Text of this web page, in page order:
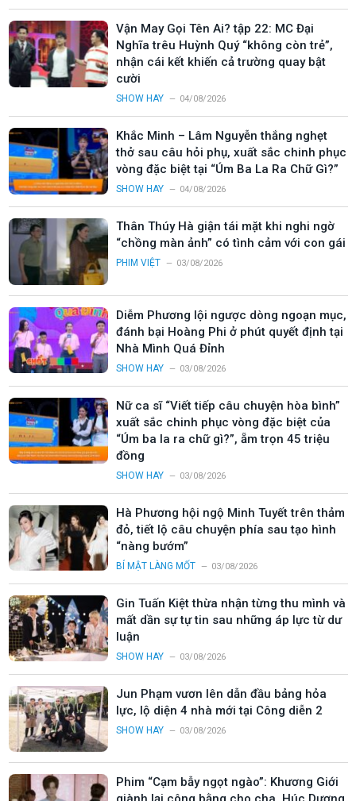
Vận May Gọi Tên Ai? tập 22: MC Đại
Nghĩa trêu Huỳnh Quý “không còn trẻ”,
nhận cái kết khiến cả trường quay bật
cười
SHOW HAY 04/08/2026
Khắc Minh – Lâm Nguyễn thắng nghẹt
thở sau câu hỏi phụ, xuất sắc chinh phục
vòng đặc biệt tại “Úm Ba La Ra Chữ Gì?”
SHOW HAY 04/08/2026
Thân Thúy Hà giận tái mặt khi nghi ngờ
“chồng màn ảnh” có tình cảm với con gái
PHIM VIỆT 03/08/2026
Diễm Phương lội ngược dòng ngoạn mục,
đánh bại Hoàng Phi ở phút quyết định tại
Nhà Mình Quá Đỉnh
SHOW HAY 03/08/2026
Nữ ca sĩ “Viết tiếp câu chuyện hòa bình”
xuất sắc chinh phục vòng đặc biệt của
“Úm ba la ra chữ gì?”, ẵm trọn 45 triệu
đồng
SHOW HAY 03/08/2026
Hà Phương hội ngộ Minh Tuyết trên thảm
đỏ, tiết lộ câu chuyện phía sau tạo hình
“nàng bướm”
BÍ MẬT LÀNG MỐT 03/08/2026
Gin Tuấn Kiệt thừa nhận từng thu mình và
mất dần sự tự tin sau những áp lực từ dư
luận
SHOW HAY 03/08/2026
Jun Phạm vươn lên dẫn đầu bảng hỏa
lực, lộ diện 4 nhà mới tại Công diễn 2
SHOW HAY 03/08/2026
Phim “Cạm bẫy ngọt ngào”: Khương Giới